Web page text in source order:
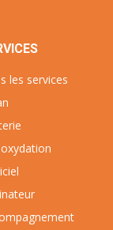
les services